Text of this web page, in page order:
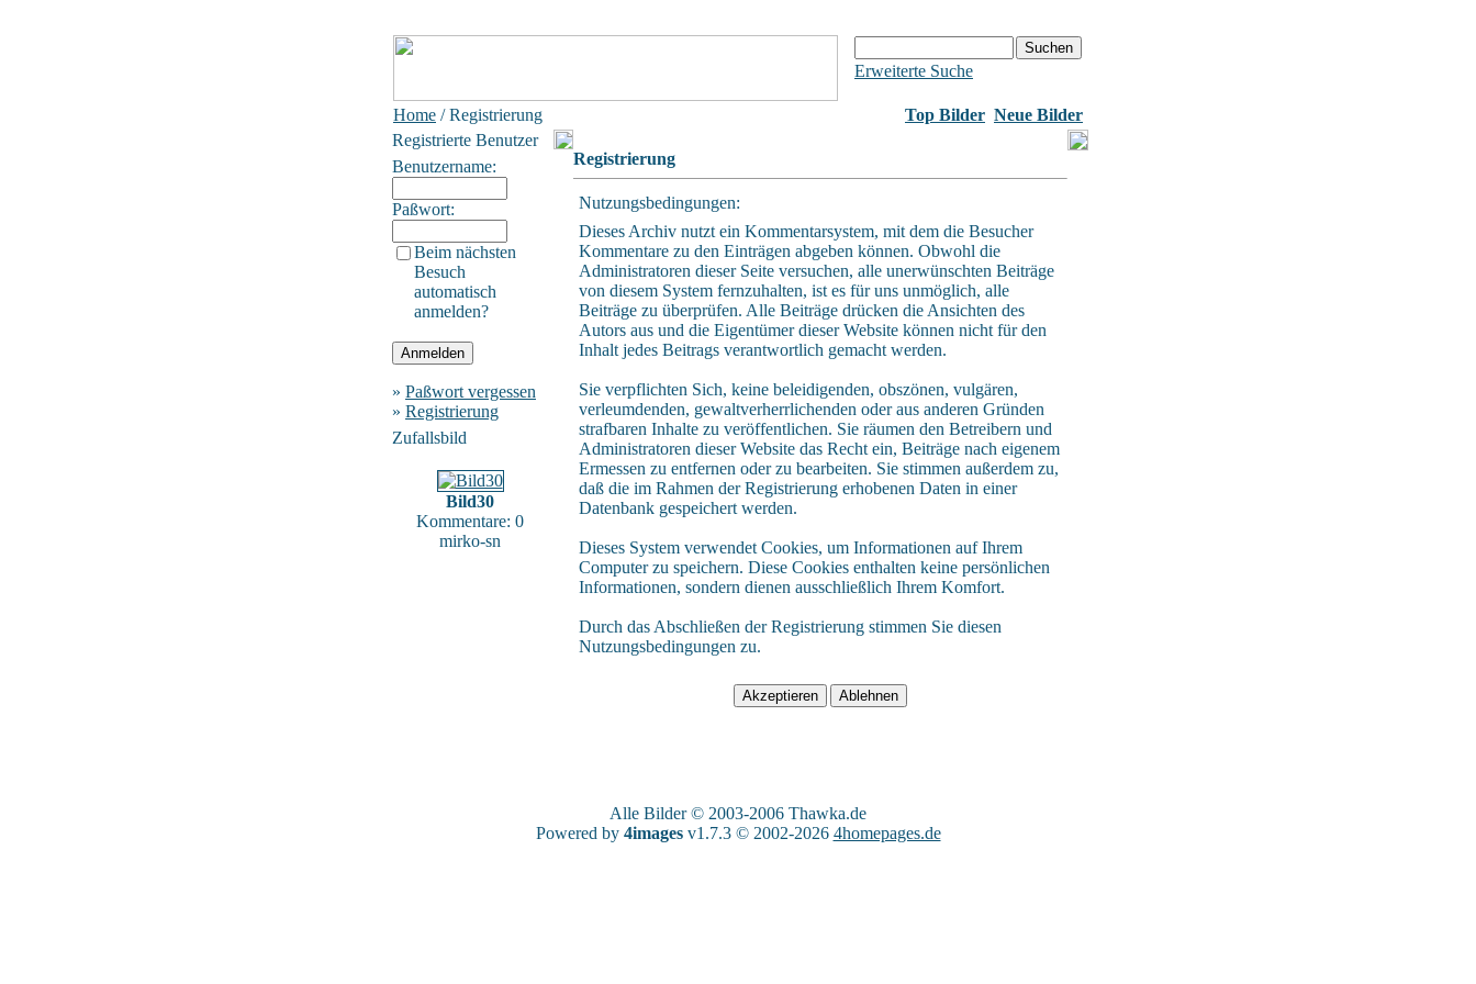
Erweiterte Suche
Home / Registrierung Top Bilder Neue Bilder
Registrierte Benutzer
Benutzername:
Paßwort:
Beim nächsten
Besuch
automatisch
anmelden?
» Paßwort vergessen
» Registrierung
Zufallsbild
Bild30
Kommentare: 0
mirko-sn
Registrierung
Nutzungsbedingungen:
Dieses Archiv nutzt ein Kommentarsystem, mit dem die Besucher
Kommentare zu den Einträgen abgeben können. Obwohl die
Administratoren dieser Seite versuchen, alle unerwünschten Beiträge
von diesem System fernzuhalten, ist es für uns unmöglich, alle
Beiträge zu überprüfen. Alle Beiträge drücken die Ansichten des
Autors aus und die Eigentümer dieser Website können nicht für den
Inhalt jedes Beitrags verantwortlich gemacht werden.
Sie verpflichten Sich, keine beleidigenden, obszönen, vulgären,
verleumdenden, gewaltverherrlichenden oder aus anderen Gründen
strafbaren Inhalte zu veröffentlichen. Sie räumen den Betreibern und
Administratoren dieser Website das Recht ein, Beiträge nach eigenem
Ermessen zu entfernen oder zu bearbeiten. Sie stimmen außerdem zu,
daß die im Rahmen der Registrierung erhobenen Daten in einer
Datenbank gespeichert werden.
Dieses System verwendet Cookies, um Informationen auf Ihrem
Computer zu speichern. Diese Cookies enthalten keine persönlichen
Informationen, sondern dienen ausschließlich Ihrem Komfort.
Durch das Abschließen der Registrierung stimmen Sie diesen
Nutzungsbedingungen zu.
Alle Bilder © 2003-2006 Thawka.de
Powered by 4imagesv1.7.3 © 2002-2026 4homepages.de